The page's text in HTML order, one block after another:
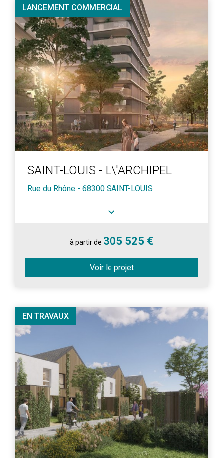
LANCEMENT COMMERCIAL
SAINT-LOUIS - L\'ARCHIPEL
Rue du Rhône - 68300 SAINT-LOUIS
à partir de 305 525 €
Voir le projet
EN TRAVAUX